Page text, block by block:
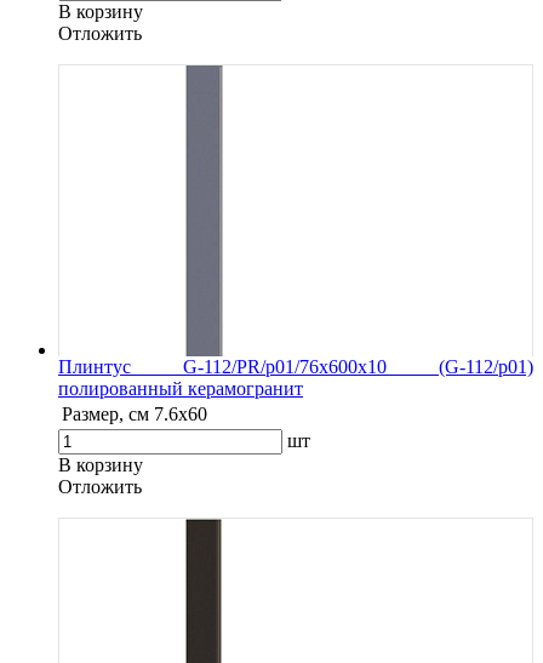
В корзину
Oтложить
Плинтус G-112/PR/p01/76x600x10 (G-112/p01)
полированный керамогранит
Размер, см 7.6х60
шт
В корзину
Oтложить